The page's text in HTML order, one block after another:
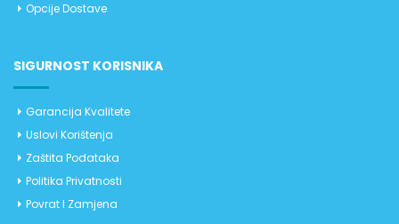
Opcije Dostave
SIGURNOST KORISNIKA
Garancija Kvalitete
Uslovi Korištenja
Zaštita Podataka
Politika Privatnosti
Povrat I Zamjena